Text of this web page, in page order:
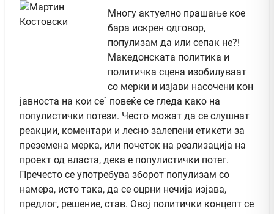
Многу актуелно прашање кое
бара искрен одговор,
популизам да или сепак не?!
Македонската политика и
политичка сцена изобилуваат
со мерки и изјави насочени кон
јавноста на кои се` повеќе се гледа како на
популистички потези. Често можат да се слушнат
реакции, коментари и лесно залепени етикети за
преземена мерка, или почеток на реализација на
проект од власта, дека е популистички потег.
Пречесто се употребува зборот популизам со
намера, исто така, да се оцрни нечија изјава,
предлог, решение, став. Овој политички концепт се